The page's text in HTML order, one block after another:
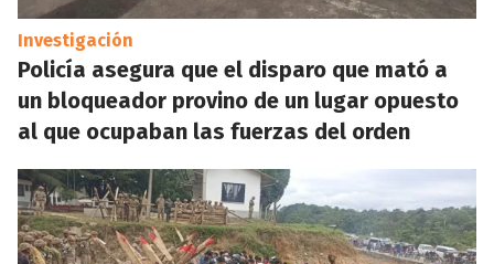
Investigación
Policía asegura que el disparo que mató a
un bloqueador provino de un lugar opuesto
al que ocupaban las fuerzas del orden